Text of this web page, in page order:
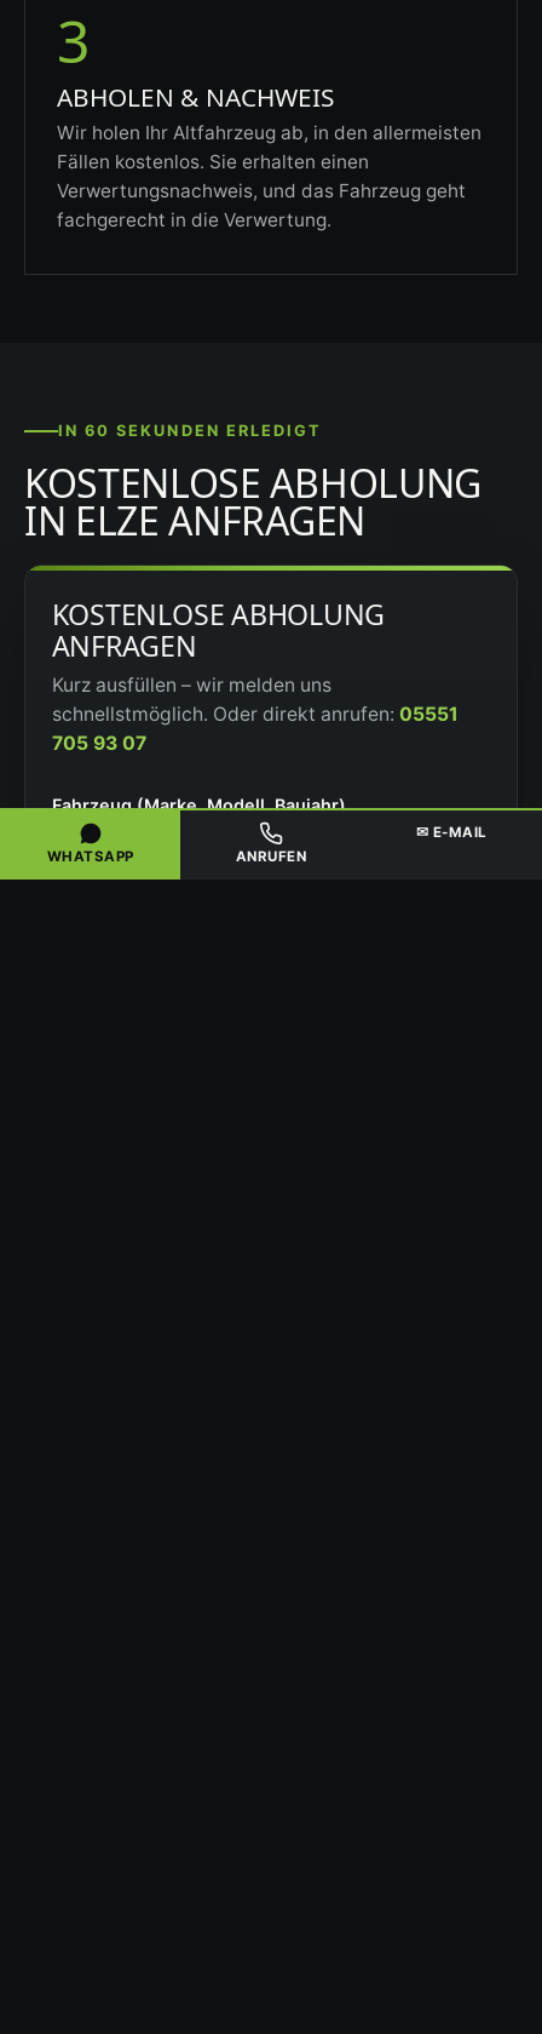
3
ABHOLEN & NACHWEIS
Wir holen Ihr Altfahrzeug ab, in den allermeisten
Fällen kostenlos. Sie erhalten einen
Verwertungsnachweis, und das Fahrzeug geht
fachgerecht in die Verwertung.
IN 60 SEKUNDEN ERLEDIGT
KOSTENLOSE ABHOLUNG
IN ELZE ANFRAGEN
KOSTENLOSE ABHOLUNG
ANFRAGEN
Kurz ausfüllen – wir melden uns
schnellstmöglich. Oder direkt anrufen: 05551
705 93 07
Fahrzeug (Marke, Modell, Baujahr)
WHATSAPP ANRUFEN
✉ E-MAIL